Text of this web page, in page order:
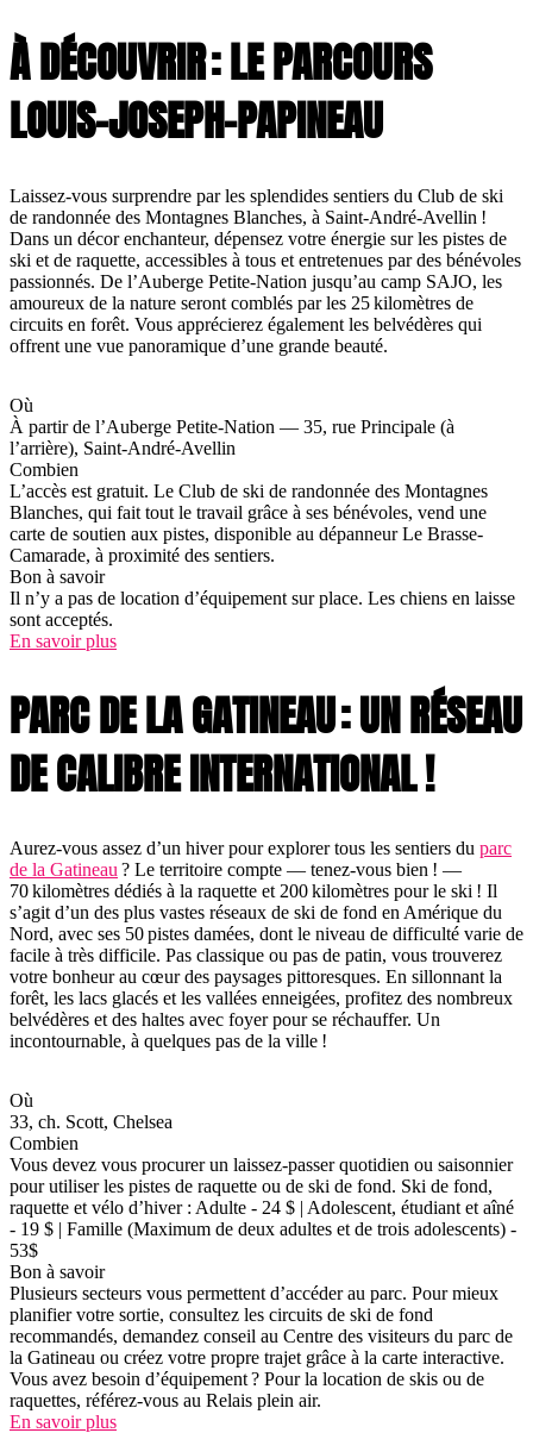
À DÉCOUVRIR : LE PARCOURS
LOUIS-JOSEPH-PAPINEAU
Laissez-vous surprendre par les splendides sentiers du Club de ski
de randonnée des Montagnes Blanches, à Saint-André-Avellin !
Dans un décor enchanteur, dépensez votre énergie sur les pistes de
ski et de raquette, accessibles à tous et entretenues par des bénévoles
passionnés. De l’Auberge Petite-Nation jusqu’au camp SAJO, les
amoureux de la nature seront comblés par les 25 kilomètres de
circuits en forêt. Vous apprécierez également les belvédères qui
offrent une vue panoramique d’une grande beauté.
Où
À partir de l’Auberge Petite-Nation — 35, rue Principale (à
l’arrière), Saint-André-Avellin
Combien
L’accès est gratuit. Le Club de ski de randonnée des Montagnes
Blanches, qui fait tout le travail grâce à ses bénévoles, vend une
carte de soutien aux pistes, disponible au dépanneur Le Brasse-
Camarade, à proximité des sentiers.
Bon à savoir
Il n’y a pas de location d’équipement sur place. Les chiens en laisse
sont acceptés.
En savoir plus
PARC DE LA GATINEAU : UN RÉSEAU
DE CALIBRE INTERNATIONAL !
Aurez-vous assez d’un hiver pour explorer tous les sentiers du parc
de la Gatineau ? Le territoire compte — tenez-vous bien ! —
70 kilomètres dédiés à la raquette et 200 kilomètres pour le ski ! Il
s’agit d’un des plus vastes réseaux de ski de fond en Amérique du
Nord, avec ses 50 pistes damées, dont le niveau de difficulté varie de
facile à très difficile. Pas classique ou pas de patin, vous trouverez
votre bonheur au cœur des paysages pittoresques. En sillonnant la
forêt, les lacs glacés et les vallées enneigées, profitez des nombreux
belvédères et des haltes avec foyer pour se réchauffer. Un
incontournable, à quelques pas de la ville !
Où
33, ch. Scott, Chelsea
Combien
Vous devez vous procurer un laissez-passer quotidien ou saisonnier
pour utiliser les pistes de raquette ou de ski de fond. Ski de fond,
raquette et vélo d’hiver : Adulte - 24 $ | Adolescent, étudiant et aîné
- 19 $ | Famille (Maximum de deux adultes et de trois adolescents) -
53$
Bon à savoir
Plusieurs secteurs vous permettent d’accéder au parc. Pour mieux
planifier votre sortie, consultez les circuits de ski de fond
recommandés, demandez conseil au Centre des visiteurs du parc de
la Gatineau ou créez votre propre trajet grâce à la carte interactive.
Vous avez besoin d’équipement ? Pour la location de skis ou de
raquettes, référez-vous au Relais plein air.
En savoir plus